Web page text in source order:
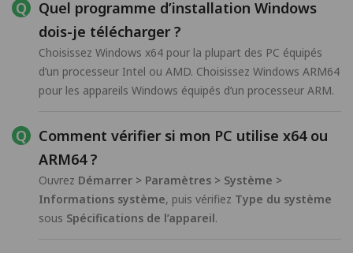
Quel programme d’installation Windows
dois-je télécharger ?
Choisissez Windows x64 pour la plupart des PC équipés
d’un processeur Intel ou AMD. Choisissez Windows ARM64
pour les appareils Windows équipés d’un processeur ARM.
Comment vérifier si mon PC utilise x64 ou
ARM64 ?
Ouvrez Démarrer > Paramètres > Système >
Informations système, puis vérifiez Type du système
sous Spécifications de l’appareil.